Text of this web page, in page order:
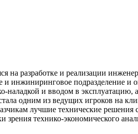
разработке и реализации
инжиниринговое подразделение и
наладкой и вводом в
одним из ведущих игроков на
лучшие технические
технико-экономического